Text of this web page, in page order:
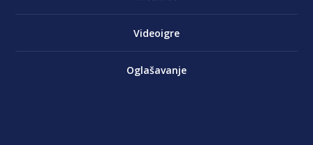
Videoigre
Oglašavanje